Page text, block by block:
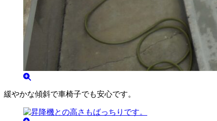
緩やかな傾斜で車椅子でも安心です。